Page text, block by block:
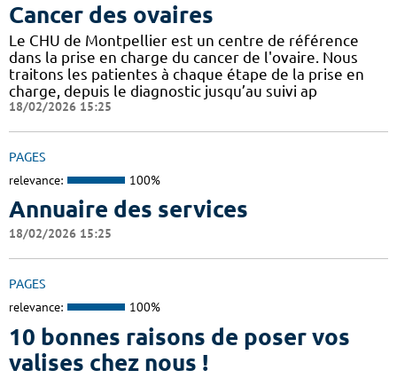
Cancer des ovaires
Le CHU de Montpellier est un centre de référence
dans la prise en charge du cancer de l'ovaire. Nous
traitons les patientes à chaque étape de la prise en
charge, depuis le diagnostic jusqu’au suivi ap
18/02/2026 15:25
PAGES
relevance: 100%
Annuaire des services
18/02/2026 15:25
PAGES
relevance: 100%
10 bonnes raisons de poser vos
valises chez nous !